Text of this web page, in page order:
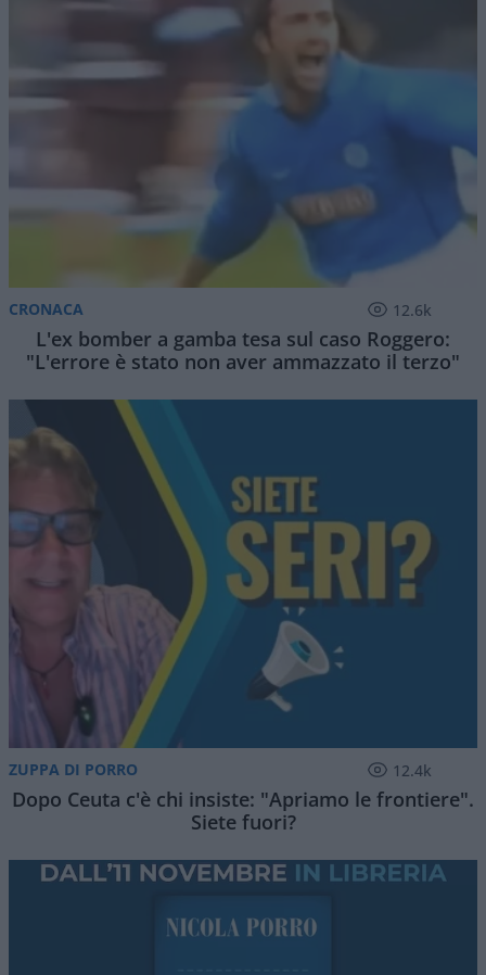
CRONACA 12.6k
L'ex bomber a gamba tesa sul caso Roggero:
"L'errore è stato non aver ammazzato il terzo"
ZUPPA DI PORRO 12.4k
Dopo Ceuta c'è chi insiste: "Apriamo le frontiere".
Siete fuori?